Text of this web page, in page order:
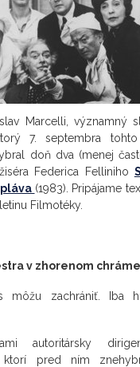
Marcelli, významný
7. septembra
doň dva (menej
Federica Felliniho
(1983). Pripájame
Filmotéky.
v zhorenom chráme
môžu zachrániť. Iba
autoritársky
ktorí pred ním